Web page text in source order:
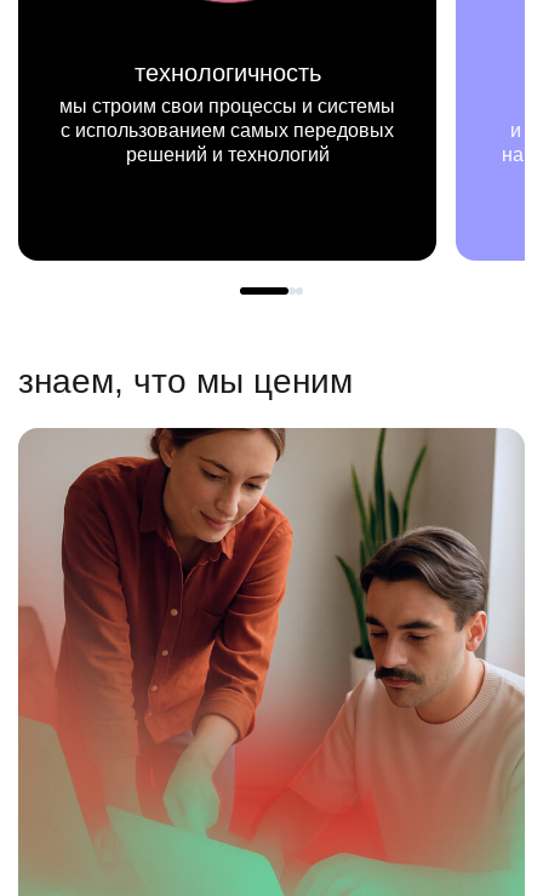
миссия
мы на конкретных цифрах
и примерах видим, как результаты
нашей работы меняют жизни людей
знаем, что мы ценим